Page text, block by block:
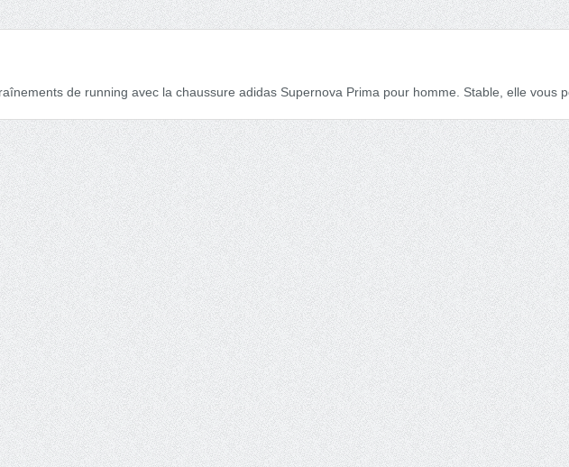
de running avec la chaussure adidas Supernova Prima pour homme. Stable, elle vous